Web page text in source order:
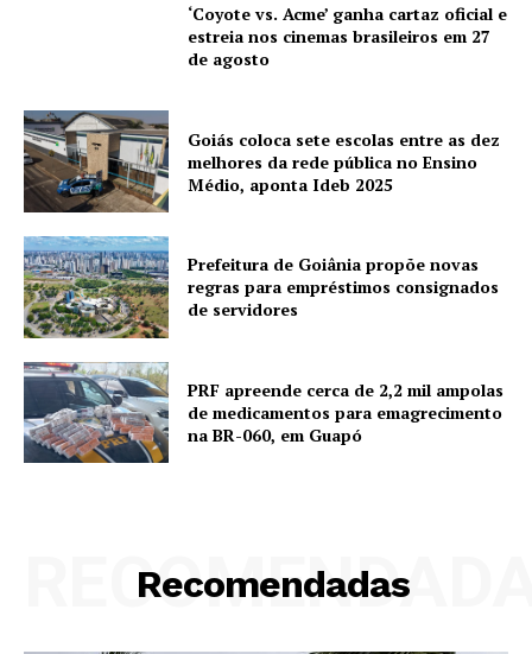
‘Coyote vs. Acme’ ganha cartaz oficial e
estreia nos cinemas brasileiros em 27
de agosto
Goiás coloca sete escolas entre as dez
melhores da rede pública no Ensino
Médio, aponta Ideb 2025
Prefeitura de Goiânia propõe novas
regras para empréstimos consignados
de servidores
PRF apreende cerca de 2,2 mil ampolas
de medicamentos para emagrecimento
na BR-060, em Guapó
Recomendadas